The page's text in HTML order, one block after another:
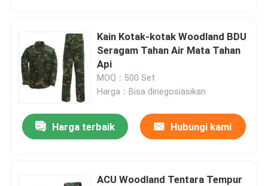
Rompi Taktis Militer
Sepatu Bot Kulit Militer
Sepatu Gaun Militer
Kain Kotak-kotak Woodland BDU
Seragam Tahan Air Mata Tahan
Api
MOQ：500 Set
Harga：Bisa dinegosiasikan
Harga terbaik Hubungi kami
ACU Woodland Tentara Tempur